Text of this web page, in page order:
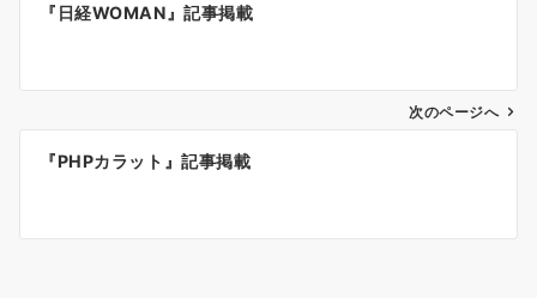
シ
『日経WOMAN』記事掲載
次のページへ
『PHPカラット』記事掲載